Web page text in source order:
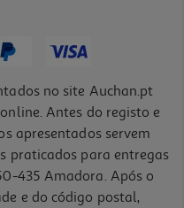
no site Auchan.pt
Antes do registo e
apresentados servem
praticados para entregas
435 Amadora. Após o
e do código postal,